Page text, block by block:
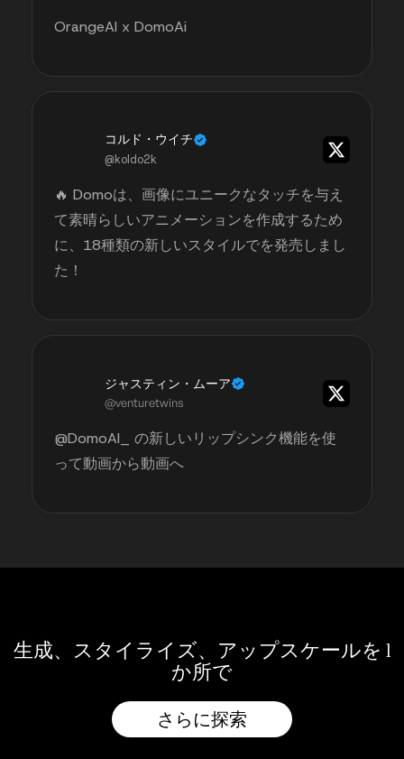
OrangeAI x DomoAi
コルド・ウイチ
@koldo2k
🔥 Domoは、画像にユニークなタッチを与え
て素晴らしいアニメーションを作成するため
に、18種類の新しいスタイルでを発売しまし
た！
ジャスティン・ムーア
@venturetwins
@DomoAI_ の新しいリップシンク機能を使
って動画から動画へ
生成、スタイライズ、アップスケールを 1
か所で
さらに探索